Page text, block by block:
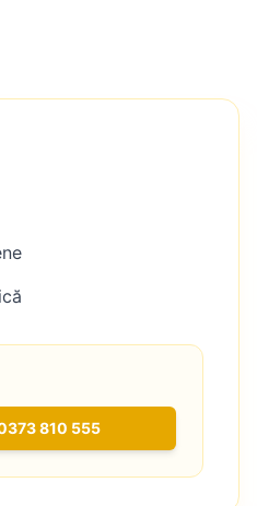
810 555